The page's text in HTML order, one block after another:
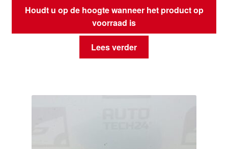
Houdt u op de hoogte wanneer het product op
voorraad is
Lees verder